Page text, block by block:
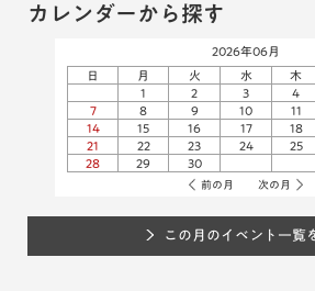
カレンダーから探す
2026年06月
日
月 火 水 木
1
2 3 4
7
8 9 10 11
14
15 16 17 18
21
22 23 24 25
28
29 30
前の月 次の月
この月のイベント一覧